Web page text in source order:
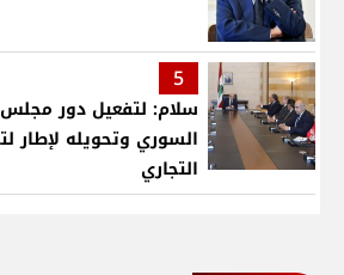
5
سلام: لتفعيل دور مجلس
السوري وتحويله لإطار
التجاري